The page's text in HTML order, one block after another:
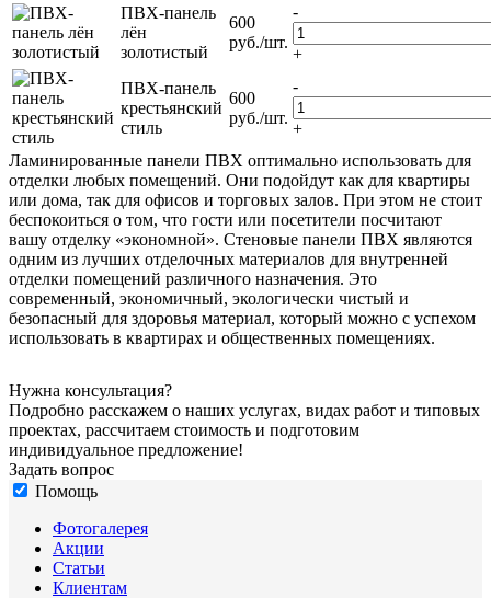
ПВХ-панель
лён
золотистый
600
руб./шт.
-
+
ПВХ-панель
крестьянский
стиль
600
руб./шт.
-
+
Ламинированные панели ПВХ оптимально использовать для
отделки любых помещений. Они подойдут как для квартиры
или дома, так для офисов и торговых залов. При этом не стоит
беспокоиться о том, что гости или посетители посчитают
вашу отделку «экономной». Стеновые панели ПВХ являются
одним из лучших отделочных материалов для внутренней
отделки помещений различного назначения. Это
современный, экономичный, экологически чистый и
безопасный для здоровья материал, который можно с успехом
использовать в квартирах и общественных помещениях.
Нужна консультация?
Подробно расскажем о наших услугах, видах работ и типовых
проектах, рассчитаем стоимость и подготовим
индивидуальное предложение!
Задать вопрос
Помощь
Фотогалерея
Акции
Статьи
Клиентам